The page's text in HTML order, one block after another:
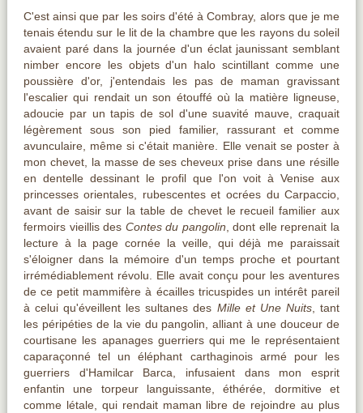
C'est ainsi que par les soirs d'été à Combray, alors que je me
tenais étendu sur le lit de la chambre que les rayons du soleil
avaient paré dans la journée d'un éclat jaunissant semblant
nimber encore les objets d'un halo scintillant comme une
poussière d'or, j'entendais les pas de maman gravissant
l'escalier qui rendait un son étouffé où la matière ligneuse,
adoucie par un tapis de sol d'une suavité mauve, craquait
légèrement sous son pied familier, rassurant et comme
avunculaire, même si c'était manière. Elle venait se poster à
mon chevet, la masse de ses cheveux prise dans une résille
en dentelle dessinant le profil que l'on voit à Venise aux
princesses orientales, rubescentes et ocrées du Carpaccio,
avant de saisir sur la table de chevet le recueil familier aux
fermoirs vieillis des Contes du pangolin, dont elle reprenait la
lecture à la page cornée la veille, qui déjà me paraissait
s'éloigner dans la mémoire d'un temps proche et pourtant
irrémédiablement révolu. Elle avait conçu pour les aventures
de ce petit mammifère à écailles tricuspides un intérêt pareil
à celui qu'éveillent les sultanes des Mille et Une Nuits, tant
les péripéties de la vie du pangolin, alliant à une douceur de
courtisane les apanages guerriers qui me le représentaient
caparaçonné tel un éléphant carthaginois armé pour les
guerriers d'Hamilcar Barca, infusaient dans mon esprit
enfantin une torpeur languissante, éthérée, dormitive et
comme létale, qui rendait maman libre de rejoindre au plus